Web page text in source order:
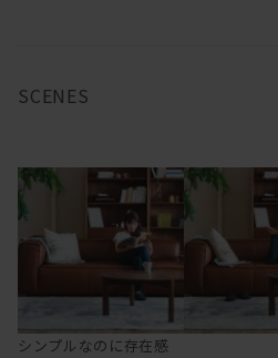
SCENES
シンプルなのに存在感